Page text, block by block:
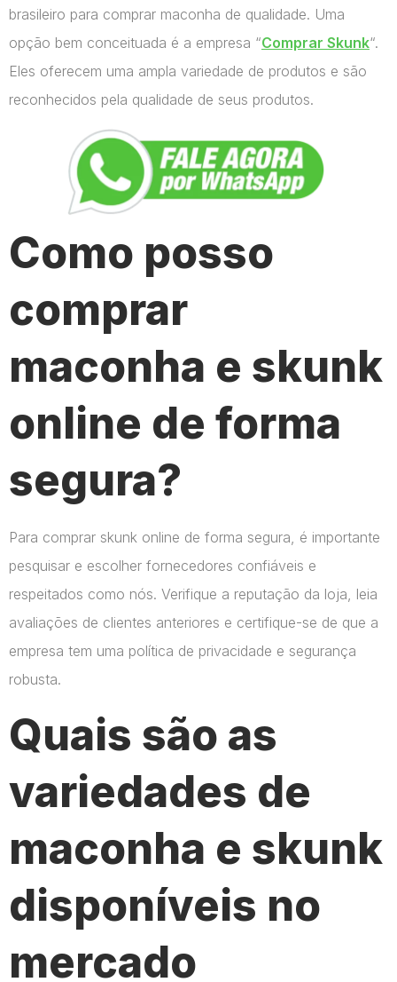
brasileiro para comprar maconha de qualidade. Uma
opção bem conceituada é a empresa “Comprar Skunk“.
Eles oferecem uma ampla variedade de produtos e são
reconhecidos pela qualidade de seus produtos.
Como posso
comprar
maconha e skunk
online de forma
segura?
Para comprar skunk online de forma segura, é importante
pesquisar e escolher fornecedores confiáveis e
respeitados como nós. Verifique a reputação da loja, leia
avaliações de clientes anteriores e certifique-se de que a
empresa tem uma política de privacidade e segurança
robusta.
Quais são as
variedades de
maconha e skunk
disponíveis no
mercado